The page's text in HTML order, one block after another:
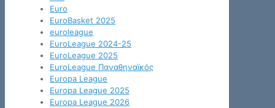
Euro
EuroBasket 2025
euroleague
EuroLeague 2024-25
EuroLeague 2025
EuroLeague Παναθηναϊκός
Europa League
Europa League 2025
Europa League 2026